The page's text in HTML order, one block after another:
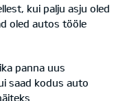
kui palju asju oled
oled autos tööle
panna uus
saad kodus auto